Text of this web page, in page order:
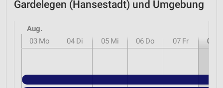
Gardelegen (Hansestadt) und Umgebung
Aug.
03 Mo 04 Di 05 Mi 06 Do 07 Fr 08